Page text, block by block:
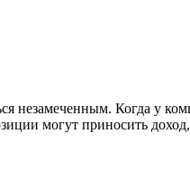
незамеченным. Когда у
могут приносить